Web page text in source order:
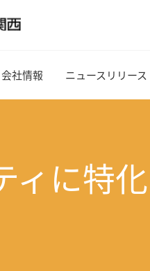
会社情報 ニュースリリー
に特